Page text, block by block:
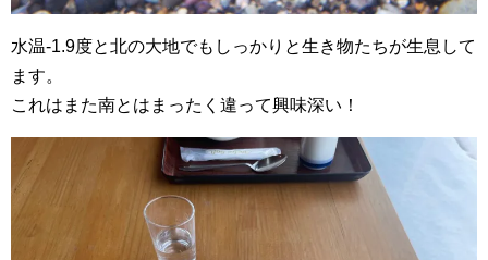
水温-1.9度と北の大地でもしっかりと生き物たちが生息して
ます。
これはまた南とはまったく違って興味深い！